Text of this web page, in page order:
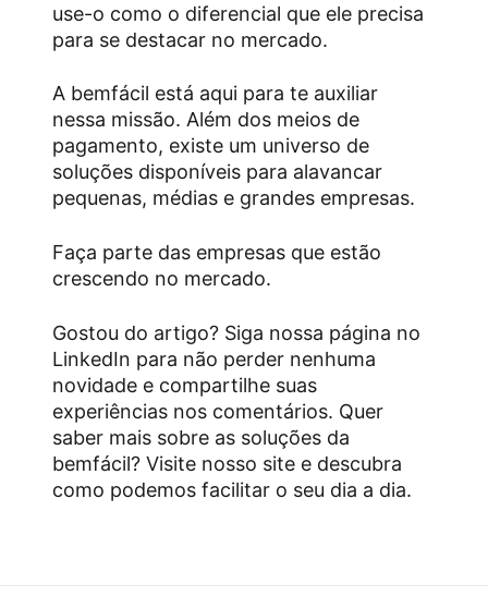
use-o como o diferencial que ele precisa
para se destacar no mercado.
A bemfácil está aqui para te auxiliar
nessa missão. Além dos meios de
pagamento, existe um universo de
soluções disponíveis para alavancar
pequenas, médias e grandes empresas.
Faça parte das empresas que estão
crescendo no mercado.
Gostou do artigo? Siga nossa página no
LinkedIn para não perder nenhuma
novidade e compartilhe suas
experiências nos comentários. Quer
saber mais sobre as soluções da
bemfácil? Visite nosso site e descubra
como podemos facilitar o seu dia a dia.